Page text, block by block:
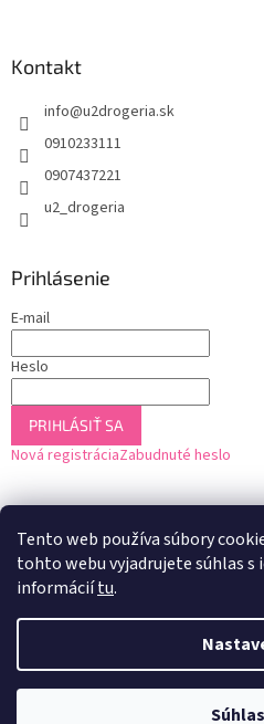
Tento web používa súbory
tohto webu vyjadrujete súhlas s
informáciítu.
Kontakt
info@u2drogeria.sk
0910233111
0907437221
u2_drogeria
Prihlásenie
E-mail
Heslo
PRIHLÁSIŤ SA
Nová registráciaZabudnuté heslo
U2 Drogéria.